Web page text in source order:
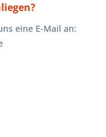
eine E-Mail an: